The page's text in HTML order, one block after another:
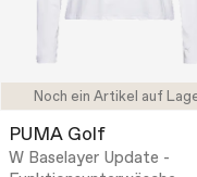
Noch ein Artikel auf
PUMA Golf
W Baselayer Update -